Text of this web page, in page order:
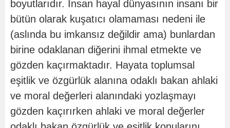
boyutlarıdır. İnsan hayal dünyasının insanı bir
bütün olarak kuşatıcı olamaması nedeni ile
(aslında bu imkansız değildir ama) bunlardan
birine odaklanan diğerini ihmal etmekte ve
gözden kaçırmaktadır. Hayata toplumsal
eşitlik ve özgürlük alanına odaklı bakan ahlaki
ve moral değerleri alanındaki yozlaşmayı
gözden kaçırırken ahlaki ve moral değerler